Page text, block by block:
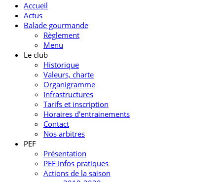
Accueil
Actus
Balade gourmande
Règlement
Menu
Le club
Historique
Valeurs, charte
Organigramme
Infrastructures
Tarifs et inscription
Horaires d'entrainements
Contact
Nos arbitres
PEF
Présentation
PEF Infos pratiques
Actions de la saison